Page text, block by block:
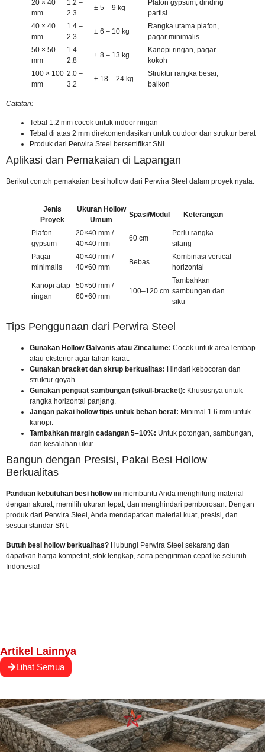
20 × 40
mm
1.2 –
2.3
± 5 – 9 kg
Plafon gypsum, dinding
partisi
40 × 40
mm
1.4 –
2.3
± 6 – 10 kg
Rangka utama plafon,
pagar minimalis
50 × 50
mm
1.4 –
2.8
± 8 – 13 kg
Kanopi ringan, pagar
kokoh
100 × 100
mm
2.0 –
3.2
± 18 – 24 kg
Struktur rangka besar,
balkon
Catatan:
Tebal 1.2 mm cocok untuk indoor ringan
Tebal di atas 2 mm direkomendasikan untuk outdoor dan struktur berat
Produk dari Perwira Steel bersertifikat SNI
Aplikasi dan Pemakaian di Lapangan
Berikut contoh pemakaian besi hollow dari Perwira Steel dalam proyek nyata:
Jenis
Proyek
Ukuran Hollow
Umum
Spasi/Modul Keterangan
Plafon
gypsum
20×40 mm /
40×40 mm
60 cm
Perlu rangka
silang
Pagar
minimalis
40×40 mm /
40×60 mm
Bebas
Kombinasi vertical-
horizontal
Kanopi atap
ringan
50×50 mm /
60×60 mm
100–120 cm
Tambahkan
sambungan dan
siku
Tips Penggunaan dari Perwira Steel
Gunakan Hollow Galvanis atau Zincalume: Cocok untuk area lembap
atau eksterior agar tahan karat.
Gunakan bracket dan skrup berkualitas: Hindari kebocoran dan
struktur goyah.
Gunakan penguat sambungan (siku/l-bracket): Khususnya untuk
rangka horizontal panjang.
Jangan pakai hollow tipis untuk beban berat: Minimal 1.6 mm untuk
kanopi.
Tambahkan margin cadangan 5–10%: Untuk potongan, sambungan,
dan kesalahan ukur.
Bangun dengan Presisi, Pakai Besi Hollow
Berkualitas
Panduan kebutuhan besi hollowini membantu Anda menghitung material
dengan akurat, memilih ukuran tepat, dan menghindari pemborosan. Dengan
produk dari Perwira Steel, Anda mendapatkan material kuat, presisi, dan
sesuai standar SNI.
Butuh besi hollow berkualitas? Hubungi Perwira Steel sekarang dan
dapatkan harga kompetitif, stok lengkap, serta pengiriman cepat ke seluruh
Indonesia!
Artikel Lainnya
Lihat Semua